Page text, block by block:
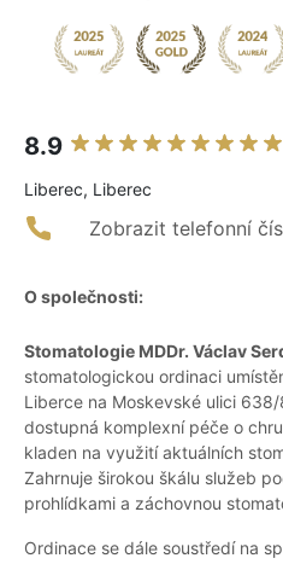
8.9
Liberec, Liberec
Zobrazit telefonní
O společnosti:
Stomatologie MDDr. Václav
stomatologickou ordinaci
Liberce na Moskevské ulici
dostupná komplexní péče o
kladen na využití aktuálních
Zahrnuje širokou škálu služeb
prohlídkami a záchovnou
Ordinace se dále soustředí na